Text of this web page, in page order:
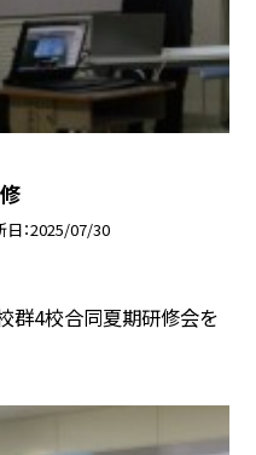
日 2025/07/30
群4校合同夏期研修会を